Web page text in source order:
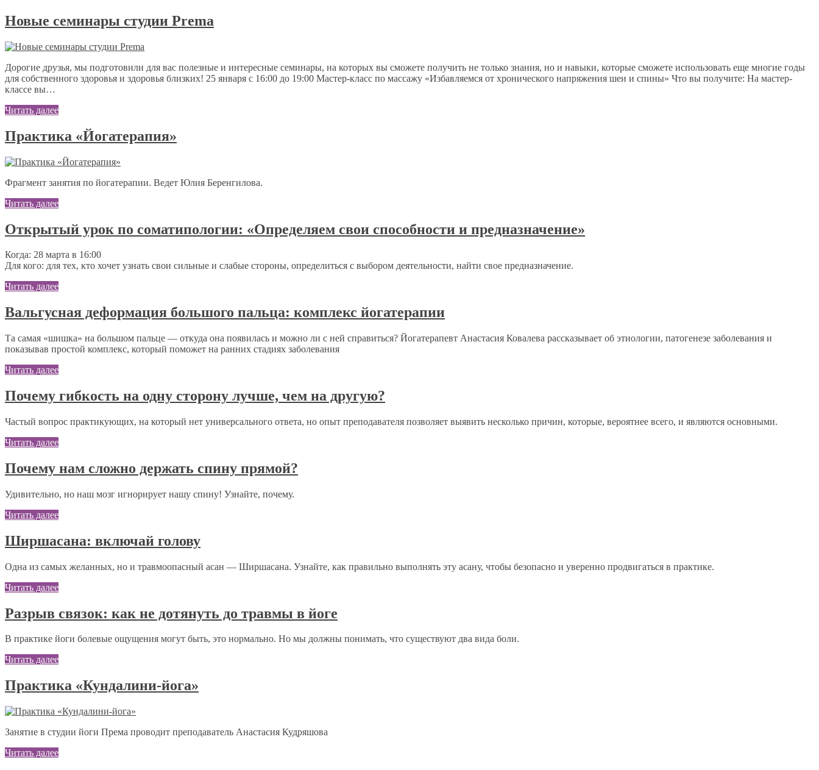
Новые семинары студии Prema
Дорогие друзья, мы подготовили для вас полезные и интересные семинары, на которых вы сможете получить не только знания, но и навыки, которые сможете использовать еще многие годы
для собственного здоровья и здоровья близких! 25 января с 16:00 до 19:00 Мастер-класс по массажу «Избавляемся от хронического напряжения шеи и спины» Что вы получите: На мастер-
классе вы…
Читать далее
Практика «Йогатерапия»
Фрагмент занятия по йогатерапии. Ведет Юлия Беренгилова.
Читать далее
Открытый урок по соматипологии: «Определяем свои способности и предназначение»
Когда: 28 марта в 16:00
Для кого: для тех, кто хочет узнать свои сильные и слабые стороны, определиться с выбором деятельности, найти свое предназначение.
Читать далее
Вальгусная деформация большого пальца: комплекс йогатерапии
Та самая «шишка» на большом пальце — откуда она появилась и можно ли с ней справиться? Йогатерапевт Анастасия Ковалева рассказывает об этиологии, патогенезе заболевания и
показывав простой комплекс, который поможет на ранних стадиях заболевания
Читать далее
Почему гибкость на одну сторону лучше, чем на другую?
Частый вопрос практикующих, на который нет универсального ответа, но опыт преподавателя позволяет выявить несколько причин, которые, вероятнее всего, и являются основными.
Читать далее
Почему нам сложно держать спину прямой?
Удивительно, но наш мозг игнорирует нашу спину! Узнайте, почему.
Читать далее
Ширшасана: включай голову
Одна из самых желанных, но и травмоопасный асан — Ширшасана. Узнайте, как правильно выполнять эту асану, чтобы безопасно и уверенно продвигаться в практике.
Читать далее
Разрыв связок: как не дотянуть до травмы в йоге
В практике йоги болевые ощущения могут быть, это нормально. Но мы должны понимать, что существуют два вида боли.
Читать далее
Практика «Кундалини-йога»
Занятие в студии йоги Према проводит преподаватель Анастасия Кудряшова
Читать далее